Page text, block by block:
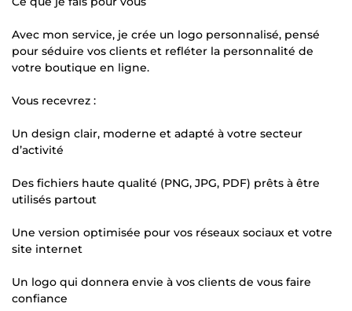
Avec mon service, je crée un logo personnalisé, pensé
pour séduire vos clients et refléter la personnalité de
votre boutique en ligne.
Vous recevrez :
Un design clair, moderne et adapté à votre secteur
d’activité
Des fichiers haute qualité (PNG, JPG, PDF) prêts à être
utilisés partout
Une version optimisée pour vos réseaux sociaux et votre
site internet
Un logo qui donnera envie à vos clients de vous faire
confiance